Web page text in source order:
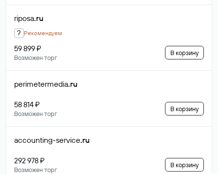
riposa.ru
? Рекомендуем
59 899 ₽
Возможен торг
В корзину
perimetermedia.ru
58 814 ₽
Возможен торг
В корзину
accounting-service.ru
292 978 ₽
Возможен торг
В корзину